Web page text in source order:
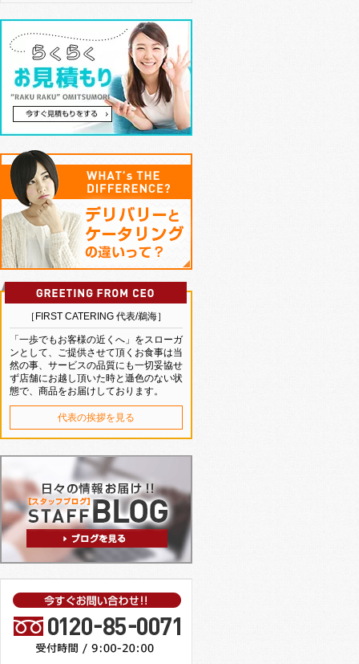
［FIRST CATERING 代表/鵜海］
「一歩でもお客様の近くへ」をスローガ
ンとして、ご提供させて頂くお食事は当
然の事、サービスの品質にも一切妥協せ
ず店舗にお越し頂いた時と遜色のない状
態で、商品をお届けしております。
代表の挨拶を見る